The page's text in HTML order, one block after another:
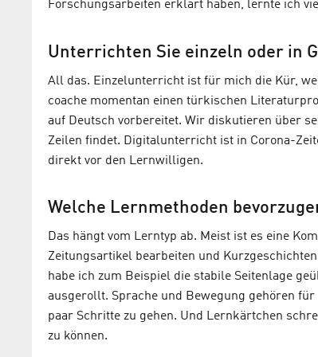
Forschungsarbeiten erklärt haben, lernte ich
Unterrichten Sie einzeln oder in
All das. Einzelunterricht ist für mich die Kür,
coache momentan einen türkischen
auf Deutsch vorbereitet. Wir diskutieren über
Zeilen findet. Digitalunterricht ist in Corona-
direkt vor den Lernwilligen.
Welche Lernmethoden
Das hängt vom Lerntyp ab. Meist ist es eine
Zeitungsartikel bearbeiten und
habe ich zum Beispiel die stabile Seitenlage
ausgerollt. Sprache und Bewegung gehören
paar Schritte zu gehen. Und Lernkärtchen
zu können.